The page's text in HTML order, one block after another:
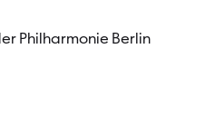
Philharmonie Berlin